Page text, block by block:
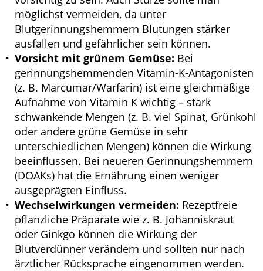
möglichst vermeiden, da unter
Blutgerinnungshemmern Blutungen stärker
ausfallen und gefährlicher sein können.
Vorsicht mit grünem Gemüse: Bei
gerinnungshemmenden Vitamin-K-Antagonisten
(z. B. Marcumar/Warfarin) ist eine gleichmäßige
Aufnahme von Vitamin K wichtig – stark
schwankende Mengen (z. B. viel Spinat, Grünkohl
oder andere grüne Gemüse in sehr
unterschiedlichen Mengen) können die Wirkung
beeinflussen. Bei neueren Gerinnungshemmern
(DOAKs) hat die Ernährung einen weniger
ausgeprägten Einfluss.
Wechselwirkungen vermeiden: Rezeptfreie
pflanzliche Präparate wie z. B. Johanniskraut
oder Ginkgo können die Wirkung der
Blutverdünner verändern und sollten nur nach
ärztlicher Rücksprache eingenommen werden.